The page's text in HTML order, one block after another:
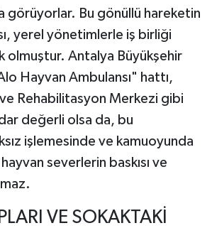
görüyorlar. Bu gönüllü hareketin
yerel yönetimlerle iş birliği
olmuştur. Antalya Büyükşehir
Hayvan Ambulansı" hattı,
Rehabilitasyon Merkezi gibi
değerli olsa da, bu
işlemesinde ve kamuoyunda
severlerin baskısı ve
VE SOKAKTAKİ